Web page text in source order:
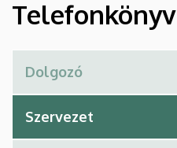
Telefonkönyv